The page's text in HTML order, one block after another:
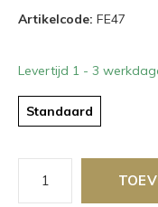
Artikelcode: FE47
Levertijd 1 - 3
Standaard